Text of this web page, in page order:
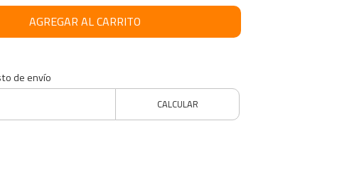
AGREGAR AL CARRITO
de envío
CALCULAR